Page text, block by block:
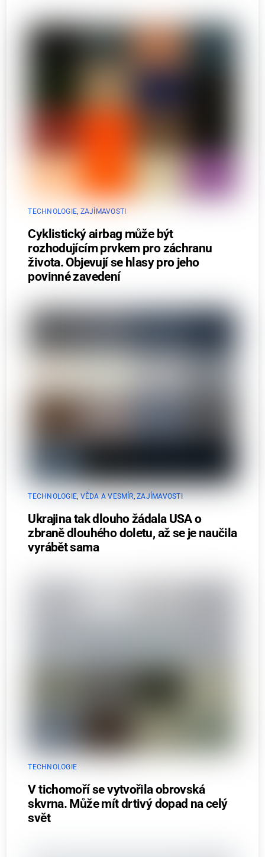
TECHNOLOGIE, ZAJÍMAVOSTI
Cyklistický airbag může být
rozhodujícím prvkem pro záchranu
života. Objevují se hlasy pro jeho
povinné zavedení
TECHNOLOGIE, VĚDA A VESMÍR,ZAJÍMAVOSTI
Ukrajina tak dlouho žádala USA o
zbraně dlouhého doletu, až se je naučila
vyrábět sama
TECHNOLOGIE
V tichomoří se vytvořila obrovská
skvrna. Může mít drtivý dopad na celý
svět